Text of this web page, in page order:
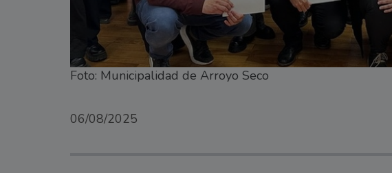
Foto: Municipalidad de Arroyo Seco
06/08/2025